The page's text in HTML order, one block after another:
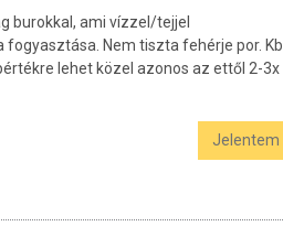
burokkal, ami vízzel/tejjel
Nem tiszta fehérje por. Kb
lehet közel azonos az ettől 2-3x
Jelentem